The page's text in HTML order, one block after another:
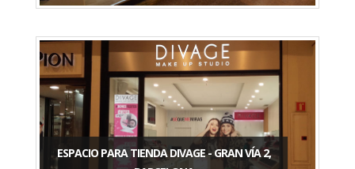
ESPACIO PARA TIENDA DIVAGE - GRAN VÍA 2,